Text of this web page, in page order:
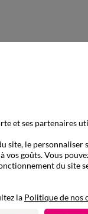
Soutien-gorge sans
et ses partenaires
site, le personnaliser
vos goûts. Vous
du site
la Politique de nos